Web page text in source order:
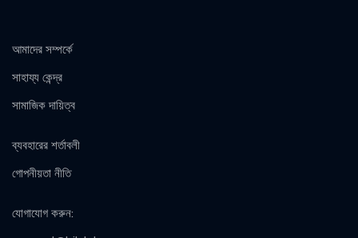
আমাদের সম্পর্কে
সাহায্য কেন্দ্র
সামাজিক দায়িত্ব
ব্যবহারের শর্তাবলী
গোপনীয়তা নীতি
যোগাযোগ করুন: